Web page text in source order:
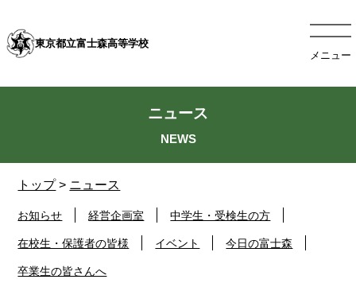
東京都立富士森高等学校
メニュー
トップ> ニュース
ニュース
お知らせ 経営企画室 中学生・受検生の方
在校生・保護者の皆様 イベント 今日の富士森
卒業生の皆さんへ